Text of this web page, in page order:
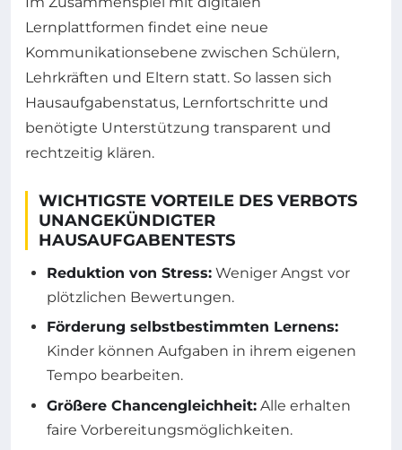
Lernplattformen findet eine neue
Kommunikationsebene zwischen Schülern,
Lehrkräften und Eltern statt. So lassen sich
Hausaufgabenstatus, Lernfortschritte und
benötigte Unterstützung transparent und
rechtzeitig klären.
WICHTIGSTE VORTEILE DES VERBOTS
UNANGEKÜNDIGTER
HAUSAUFGABENTESTS
Reduktion von Stress: Weniger Angst vor
plötzlichen Bewertungen.
Förderung selbstbestimmten Lernens:
Kinder können Aufgaben in ihrem eigenen
Tempo bearbeiten.
Größere Chancengleichheit: Alle erhalten
faire Vorbereitungsmöglichkeiten.